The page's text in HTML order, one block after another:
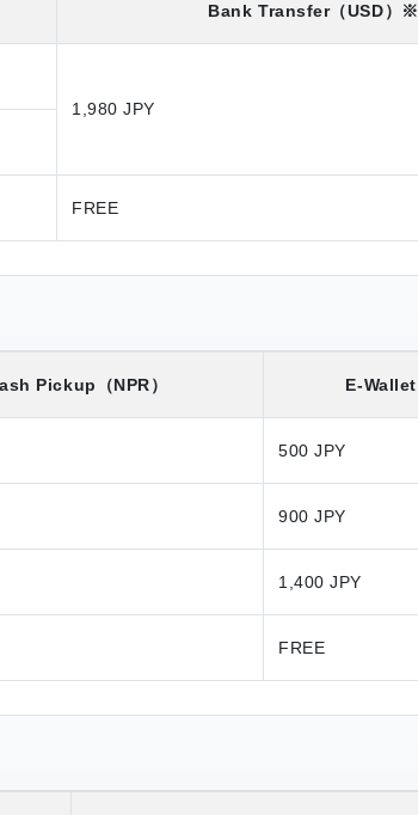
Bank Transfer（USD）※
1,980 JPY
FREE
Pickup （NPR） E-Wallet
500 JPY
900 JPY
1,400 JPY
FREE